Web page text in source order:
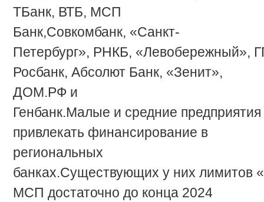
ТБанк, ВТБ, МСП
Банк,Совкомбанк, «Санкт-
Петербург», РНКБ, «Левобережный»,
Росбанк, Абсолют Банк, «Зенит»,
ДОМ.РФ и
Генбанк.Малые и средние предприятия
привлекать финансирование в
региональных
банках.Существующих у них лимитов
МСП достаточно до конца 2024